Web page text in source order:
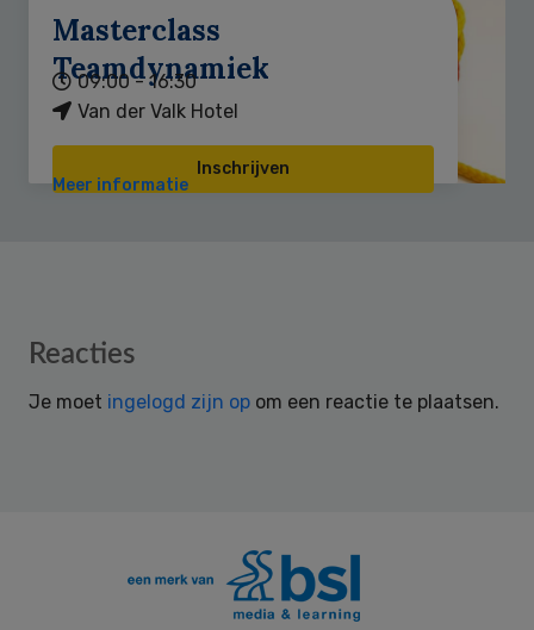
Masterclass
Teamdynamiek
09:00 - 16:30
Van der Valk Hotel
Inschrijven
Meer informatie
Reader
Reacties
Je moet ingelogd zijn op om een reactie te plaatsen.